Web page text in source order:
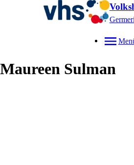
Maureen Sulman